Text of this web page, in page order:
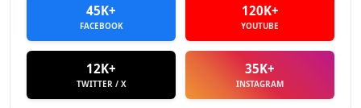
45K+
FACEBOOK
120K+
YOUTUBE
12K+
TWITTER / X
35K+
INSTAGRAM